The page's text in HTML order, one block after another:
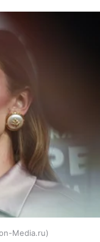
Media.ru